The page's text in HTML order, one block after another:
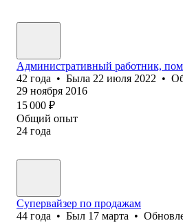
Административный работник,
42 года • Была 22 июля 2022 •
29 ноября 2016
15 000 ₽
Общий опыт
24 года
Супервайзер по продажам
44 года • Был 17 марта •